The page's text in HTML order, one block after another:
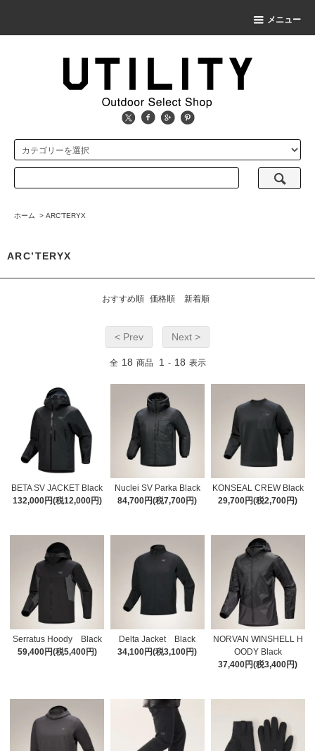
メニュー
ホーム > ARC’TERYX
ARC’TERYX
おすすめ順 価格順 新着順
< Prev Next >
全 18 商品 1 - 18 表示
BETA SV JACKET Black
132,000円(税12,000円)
Nuclei SV Parka Black
84,700円(税7,700円)
KONSEAL CREW Black
29,700円(税2,700円)
Serratus Hoody Black
59,400円(税5,400円)
Delta Jacket Black
34,100円(税3,100円)
NORVAN WINSHELL H
OODY Black
37,400円(税3,400円)